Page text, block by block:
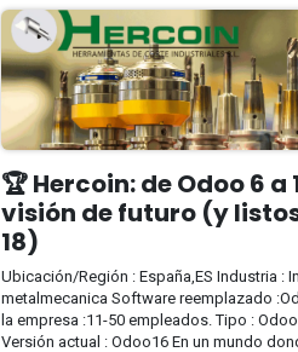
🏆 Hercoin: de Odoo 6 a
visión de futuro (y
18)
Ubicación/Región : España,ES Industria :
metalmecanica Software reemplazado
la empresa :11-50 empleados. Tipo :
Versión actual​ : Odoo16 En un mundo